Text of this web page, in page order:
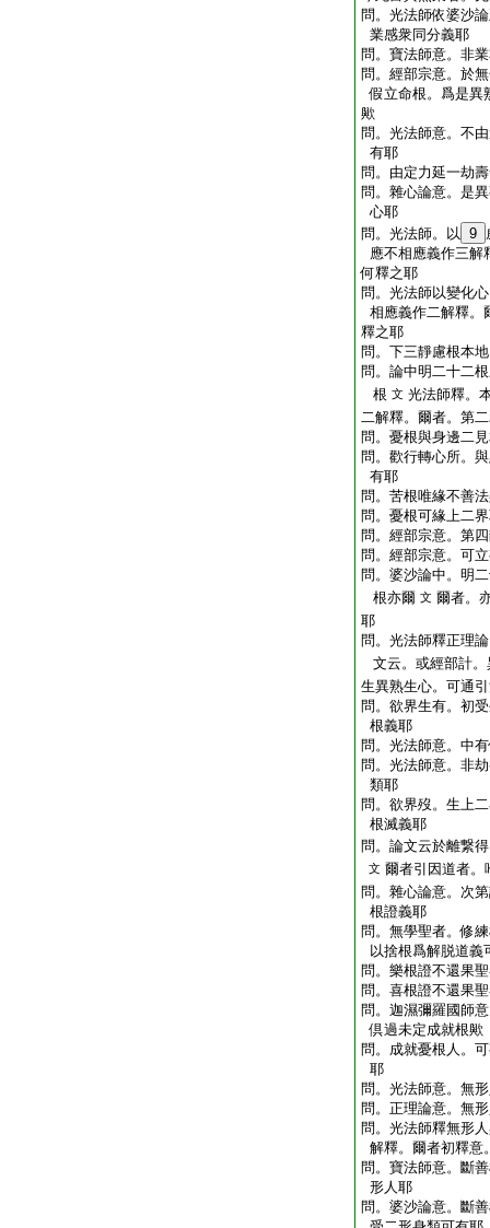
問。光法師依婆沙
業感衆同分義耶
問。寶法師意。非
問。經部宗意。於
假立命根。爲是異
歟
問。光法師意。不
有耶
問。由定力延一劫
問。雜心論意。是
心耶
問。光法師。以 9
應不相應義作三解
何釋之耶
問。光法師以變化
相應義作二解釋。
釋之耶
問。下三靜慮根本
問。論中明二十二
根 文 光法師釋。
二解釋。爾者。第
問。憂根與身邊二
問。歡行轉心所。
有耶
問。苦根唯緣不善
問。憂根可緣上二
問。經部宗意。第
問。經部宗意。可
問。婆沙論中。明
根亦爾 文 爾者。
耶
問。光法師釋正理
文云。或經部計
生異熟生心。可通
問。欲界生有。初
根義耶
問。光法師意。中
問。光法師意。非
類耶
問。欲界歿。生上
根滅義耶
問。論文云於離繋
文 爾者引因道者。
問。雜心論意。次
根證義耶
問。無學聖者。修
以捨根爲解脱道義
問。樂根證不還果
問。喜根證不還果
問。迦濕彌羅國師
倶過未定成就根歟
問。成就憂根人。
耶
問。光法師意。無
問。正理論意。無
問。光法師釋無形
解釋。爾者初釋意
問。寶法師意。斷
形人耶
問。婆沙論意。斷